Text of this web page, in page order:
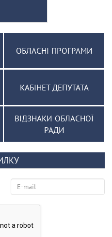
ОБЛАСНІ ПРОГРАМИ
КАБІНЕТ ДЕПУТАТА
ВІДЗНАКИ ОБЛАСНОЇ
РАДИ